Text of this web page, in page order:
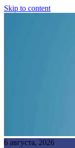
Skip to content
6 августа, 2026